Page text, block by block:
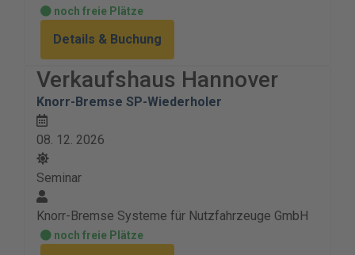
noch freie Plätze
Details & Buchung
Verkaufshaus Hannover
Knorr-Bremse SP-Wiederholer
08. 12. 2026
Seminar
Knorr-Bremse Systeme für Nutzfahrzeuge GmbH
noch freie Plätze